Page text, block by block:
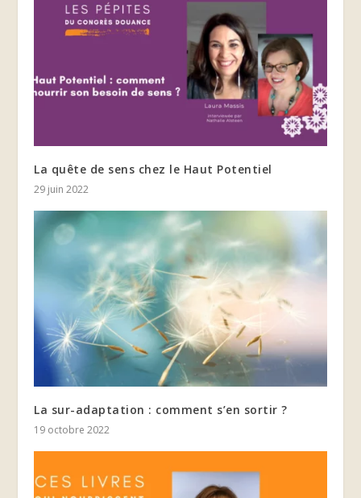
La quête de sens chez le Haut Potentiel
29 juin 2022
La sur-adaptation : comment s’en sortir ?
19 octobre 2022